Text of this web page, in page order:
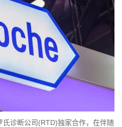
诊断公司(RTD)独家合作，在伴随